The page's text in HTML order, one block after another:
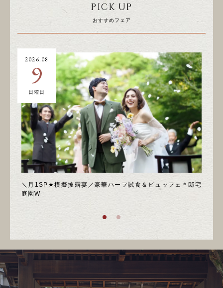
PICK UP
おすすめフェア
＼月1SP★模擬披露宴／豪華ハーフ試食＆ビュッフェ＊邸宅
庭園W
2026.08
9
日曜日